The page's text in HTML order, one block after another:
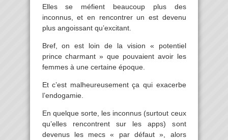
Elles se méfient beaucoup plus des
inconnus, et en rencontrer un est devenu
plus angoissant qu’excitant.
Bref, on est loin de la vision « potentiel
prince charmant » que pouvaient avoir les
femmes à une certaine époque.
Et c’est malheureusement ça qui exacerbe
l’endogamie.
En quelque sorte, les inconnus (surtout ceux
qu’elles rencontrent sur les apps) sont
devenus les mecs « par défaut », alors